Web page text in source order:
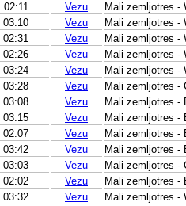
02:11 Vezu
Mali zemljotres -
03:10 Vezu
Mali zemljotres -
02:31 Vezu
Mali zemljotres -
02:26 Vezu
Mali zemljotres -
03:24 Vezu
Mali zemljotres -
03:28 Vezu
Mali zemljotres -
03:08 Vezu
Mali zemljotres -
03:15 Vezu
Mali zemljotres -
02:07 Vezu
Mali zemljotres -
03:42 Vezu
Mali zemljotres -
03:03 Vezu
Mali zemljotres -
02:02 Vezu
Mali zemljotres -
03:32 Vezu
Mali zemljotres -